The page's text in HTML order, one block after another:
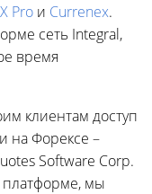
Pro и Currenex.
сеть Integral,
время
клиентам доступ
на Форексе –
Software Corp.
платформе, мы